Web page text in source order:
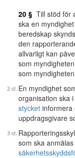
20 § Till stöd för
ska en
beredskap
den
allvarligt kan
som
som
En myndighet
organisation ska
stycket informera
uppdragsgivare
som ska